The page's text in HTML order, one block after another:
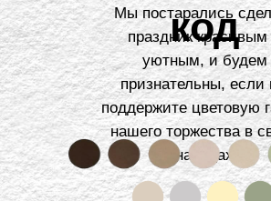
код
Мы постарались
праздник красивым
уютным, и будем
признательны, если
поддержите цветовую
нашего торжества в
нарядах